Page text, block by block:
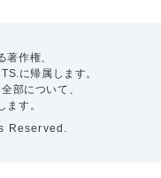
著作権、
に帰属します。
部について、
ます。
Reserved.